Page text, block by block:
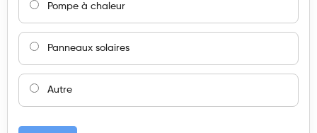
Pompe à chaleur
Panneaux solaires
Autre